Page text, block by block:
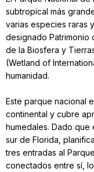
subtropical más
varias especies raras
designado Patrimonio
de la Biosfera y
(Wetland of
humanidad.
Este parque nacional
continental y cubre
humedales. Dado
sur de Florida,
tres entradas al
conectados entre sí,